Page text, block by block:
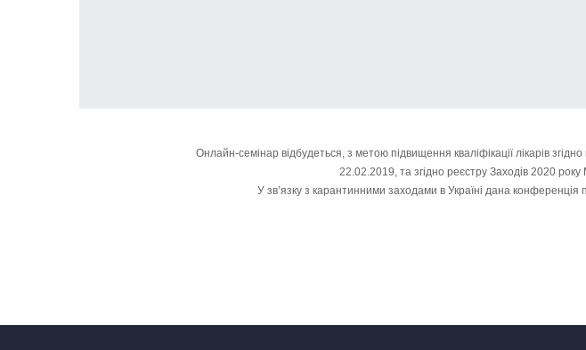
Онлайн-семінар відбудеться, з метою підвищення кваліфікації лікарів
22.02.2019, та згідно реєстру Заходів 2020
У зв’язку з карантинними заходами в Україні дана